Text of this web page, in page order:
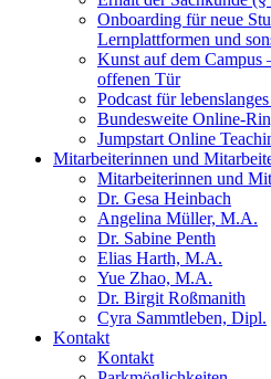
Onboarding für neue
Lernplattformen und
Kunst auf dem Campus
offenen Tür
Podcast für
Bundesweite Online-
Jumpstart Online
Mitarbeiterinnen und
Mitarbeiterinnen und
Dr. Gesa Heinbach
Angelina Müller, M.A.
Dr. Sabine Penth
Elias Harth, M.A.
Yue Zhao, M.A.
Dr. Birgit Roßmanith
Cyra Sammtleben, Dipl.
Kontakt
Kontakt